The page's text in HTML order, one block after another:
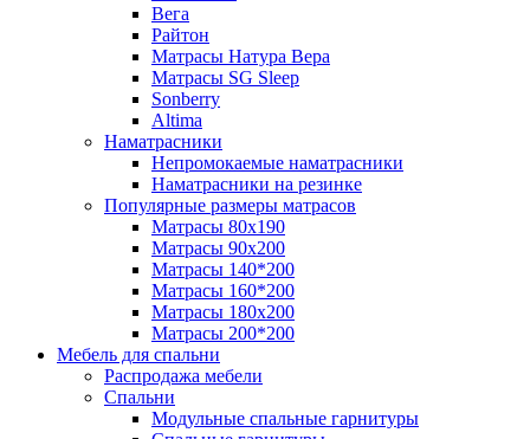
Вега
Райтон
Матрасы Натура Вера
Матрасы SG Sleep
Sonberry
Altima
Наматрасники
Непромокаемые наматрасники
Наматрасники на резинке
Популярные размеры матрасов
Матрасы 80x190
Матрасы 90x200
Матрасы 140*200
Матрасы 160*200
Матрасы 180x200
Матрасы 200*200
Мебель для спальни
Распродажа мебели
Спальни
Модульные спальные гарнитуры